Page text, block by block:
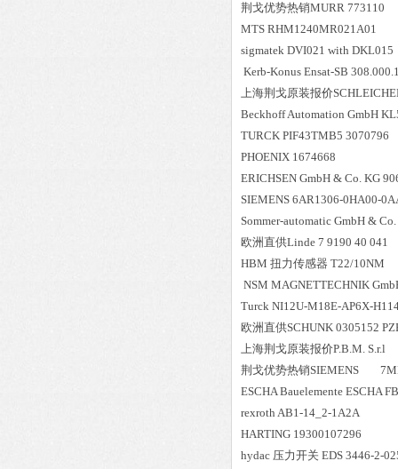
荆戈优势热销MURR 773110
MTS RHM1240MR021A01
sigmatek DVI021 with DKL015
Kerb-Konus Ensat-SB
上海荆戈原装报价
Beckhoff Automation GmbH
TURCK PIF43TMB5 3070796
PHOENIX 1674668
ERICHSEN GmbH & Co. KG
SIEMENS 6AR1306-0HA00-
Sommer-automatic GmbH &
欧洲直供Linde 7 9190 40 041
HBM 扭力传感器 T22/10NM
NSM MAGNETTECHNIK
Turck NI12U-M18E-AP6X-
欧洲直供SCHUNK 0305152
上海荆戈原装报价P.B.M. S.r.l
荆戈优势热销SIEMENS
ESCHA Bauelemente ESCHA
rexroth AB1-14_2-
HARTING 19300107296
hydac 压力开关 EDS 3446-2-